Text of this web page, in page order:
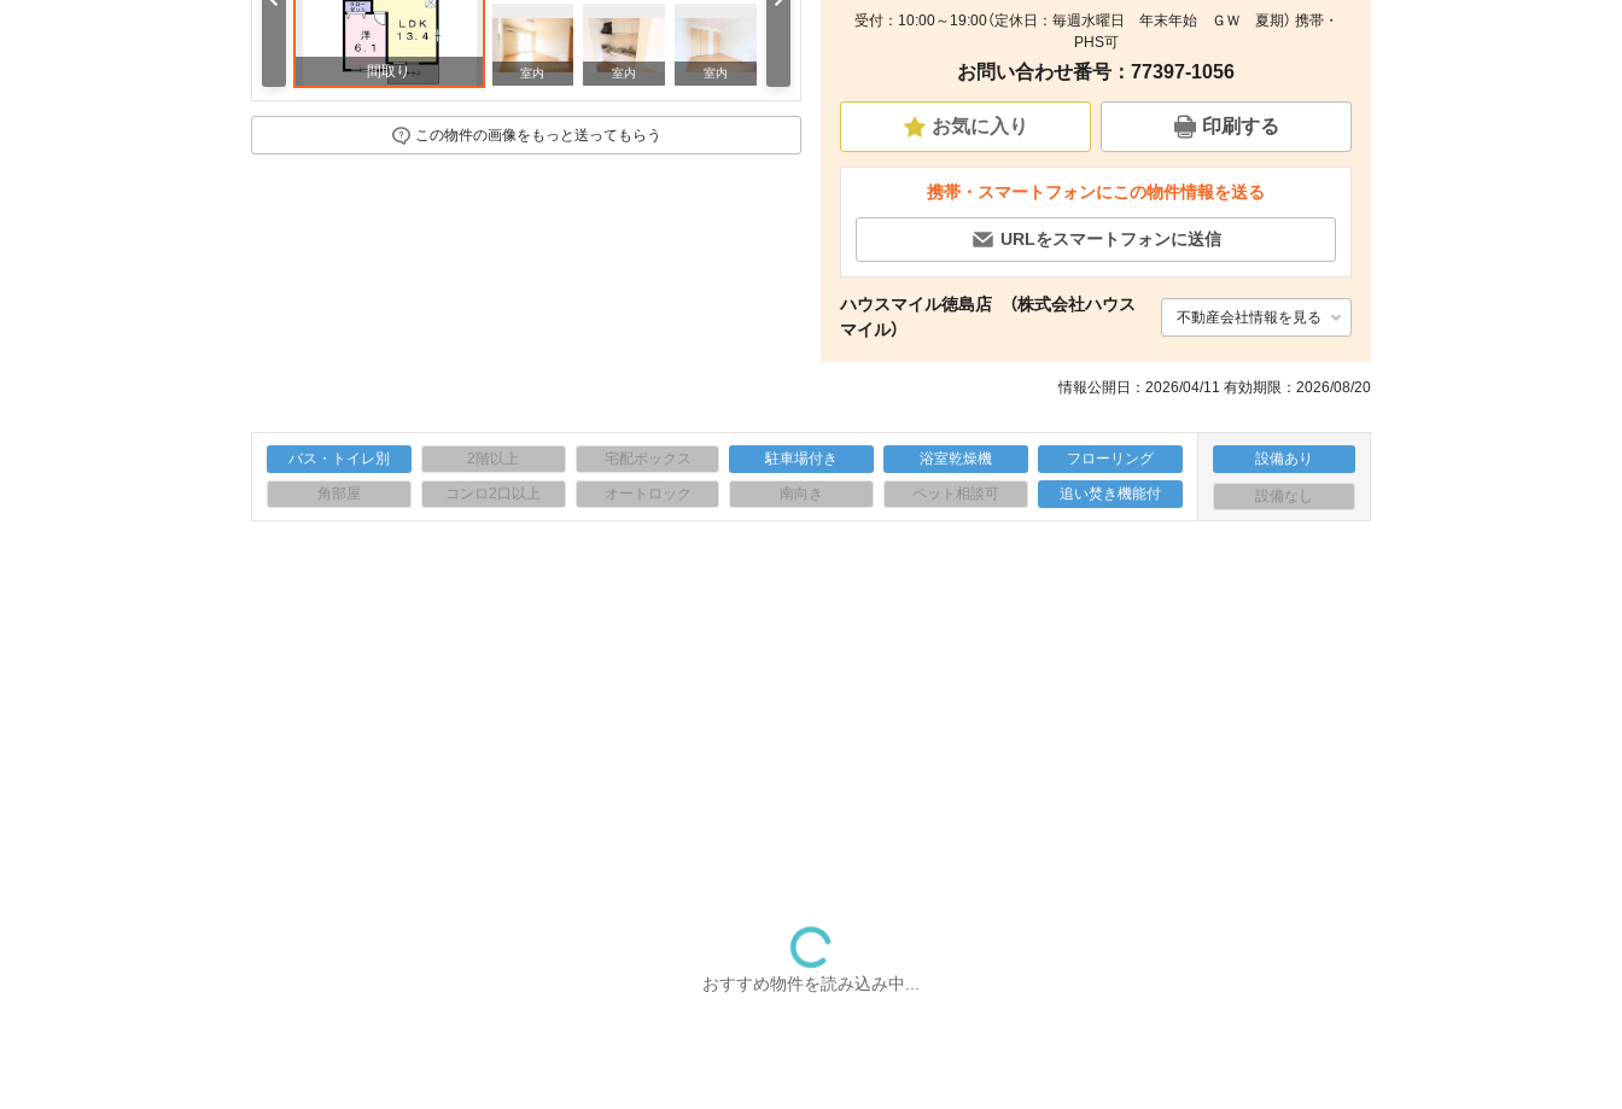
間取り 室内 室内 室内 室内 室内 室内
この物件の画像をもっと送ってもらう
受付：10:00～19:00（定休日：毎週水曜日 年末年始 ＧＷ 夏期） 携帯・
PHS可
お問い合わせ番号：77397-1056
お気に入り 印刷する
携帯・スマートフォンにこの物件情報を送る
URLをスマートフォンに送信
ハウスマイル徳島店 （株式会社ハウス
マイル）
不動産会社情報を見る
情報公開日：2026/04/11 有効期限：2026/08/20
バス・トイレ別 2階以上 宅配ボックス 駐車場付き 浴室乾燥機 フローリング
角部屋 コンロ2口以上 オートロック 南向き ペット相談可 追い焚き機能付
設備あり
設備なし
おすすめ物件を読み込み中...